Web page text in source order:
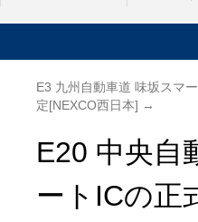
E3 九州自動車道 味坂スマ
定[NEXCO西日本] →
E20 中央自
ートICの正